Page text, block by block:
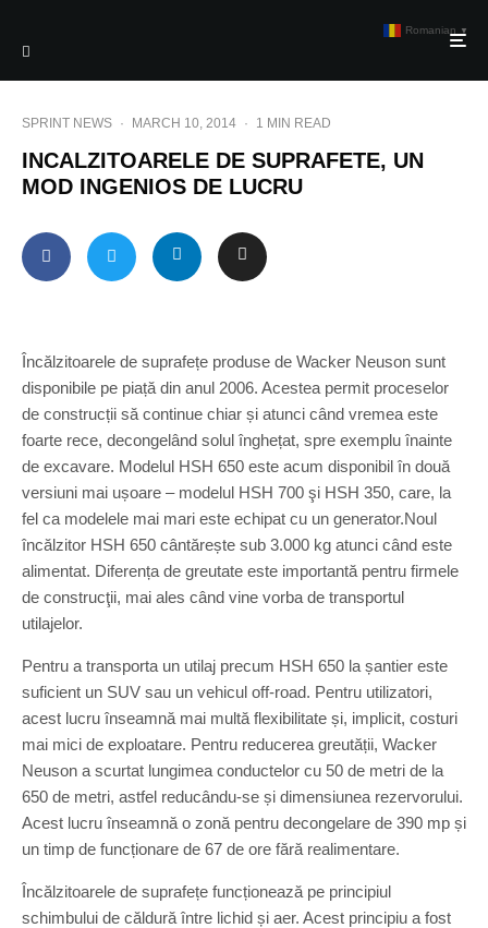
SPRINT NEWS · MARCH 10, 2014 · 1 MIN READ
INCALZITOARELE DE SUPRAFETE, UN
MOD INGENIOS DE LUCRU
Încălzitoarele de suprafețe produse de Wacker Neuson sunt
disponibile pe piață din anul 2006. Acestea permit proceselor
de construcții să continue chiar și atunci când vremea este
foarte rece, decongelând solul înghețat, spre exemplu înainte
de excavare. Modelul HSH 650 este acum disponibil în două
versiuni mai ușoare – modelul HSH 700 şi HSH 350, care, la
fel ca modelele mai mari este echipat cu un generator.Noul
încălzitor HSH 650 cântărește sub 3.000 kg atunci când este
alimentat. Diferența de greutate este importantă pentru firmele
de construcţii, mai ales când vine vorba de transportul
utilajelor.
Pentru a transporta un utilaj precum HSH 650 la șantier este
suficient un SUV sau un vehicul off-road. Pentru utilizatori,
acest lucru înseamnă mai multă flexibilitate și, implicit, costuri
mai mici de exploatare. Pentru reducerea greutății, Wacker
Neuson a scurtat lungimea conductelor cu 50 de metri de la
650 de metri, astfel reducându-se și dimensiunea rezervorului.
Acest lucru înseamnă o zonă pentru decongelare de 390 mp și
un timp de funcționare de 67 de ore fără realimentare.
Încălzitoarele de suprafețe funcționează pe principiul
schimbului de căldură între lichid și aer. Acest principiu a fost
Romanian ▼